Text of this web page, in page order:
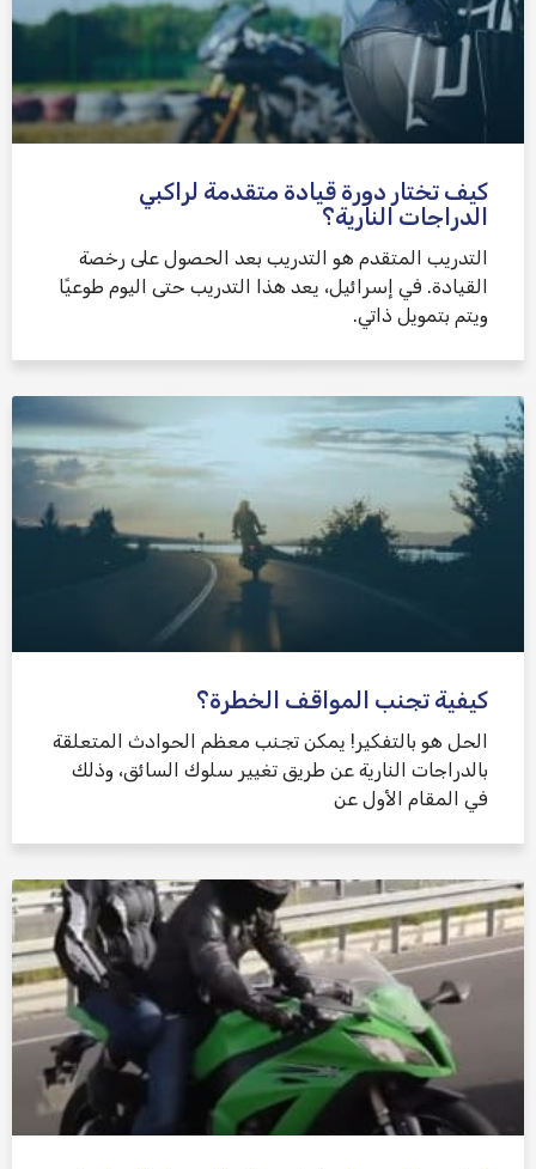
كيف تختار دورة قيادة متقدمة لراكبي
الدراجات النارية؟
التدريب المتقدم هو التدريب بعد الحصول على رخصة
القيادة. في إسرائيل، يعد هذا التدريب حتى اليوم طوعيًا
ويتم بتمويل ذاتي.
كيفية تجنب المواقف الخطرة؟
الحل هو بالتفكير! يمكن تجنب معظم الحوادث المتعلقة
بالدراجات النارية عن طريق تغيير سلوك السائق، وذلك
في المقام الأول عن